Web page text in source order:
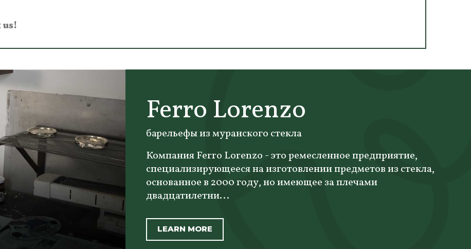
us!
Ferro Lorenzo
барельефы из муранского стекла
Компания Ferro Lorenzo - это ремесленное предприятие,
специализирующееся на изготовлении предметов из стекла,
основанное в 2000 году, но имеющее за плечами
двадцатилетни...
LEARN MORE